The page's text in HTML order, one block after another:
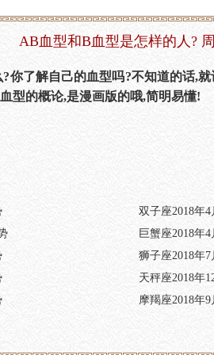
AB血型和B血型是怎样的人?
你了解自己的血型吗?不知道的话,
型的概论,是漫画版的哦,简明易懂!
双子座2018年
巨蟹座2018年
狮子座2018年
天秤座2018年
摩羯座2018年